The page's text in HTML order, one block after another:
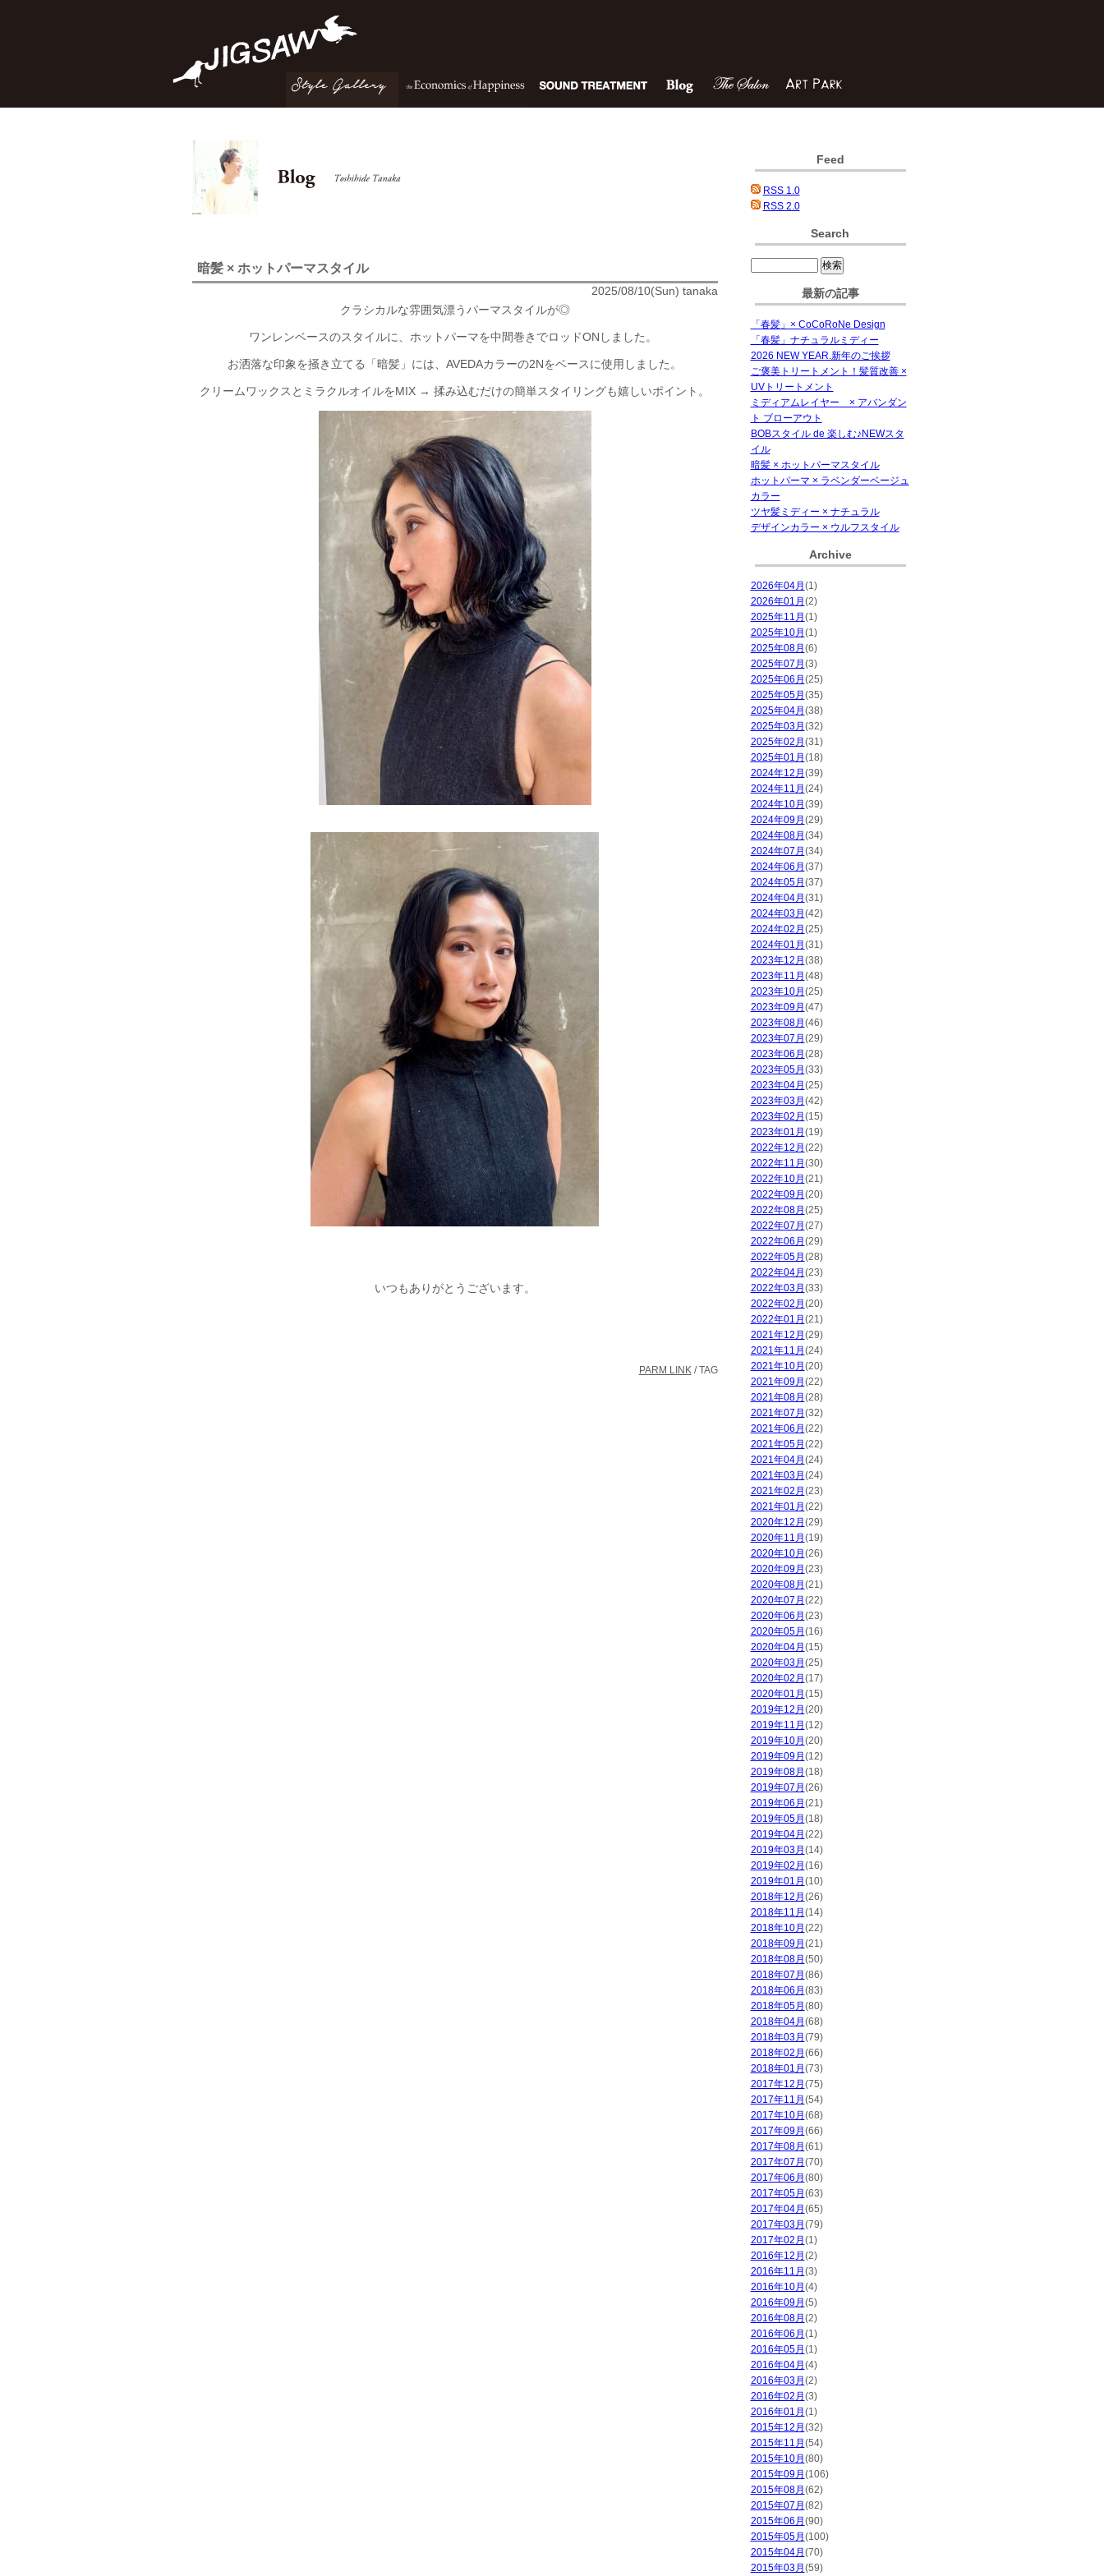
暗髪 × ホットパーマスタイル
2025/08/10(Sun) tanaka
クラシカルな雰囲気漂うパーマスタイルが◎
ワンレンベースのスタイルに、ホットパーマを中間巻きでロッドONしました。
お洒落な印象を掻き立てる「暗髪」には、AVEDAカラーの2Nをベースに使用しました。
クリームワックスとミラクルオイルをMIX → 揉み込むだけの簡単スタイリングも嬉しいポイント。
いつもありがとうございます。
PARM LINK / TAG
Feed
RSS 1.0
RSS 2.0
Search
最新の記事
「春髪」× CoCoRoNe Design
「春髪」ナチュラルミディー
2026 NEW YEAR.新年のご挨拶
ご褒美トリートメント！髪質改善 ×
UVトリートメント
ミディアムレイヤー × アバンダン
ト ブローアウト
BOBスタイル de 楽しむ♪NEWスタ
イル
暗髪 × ホットパーマスタイル
ホットパーマ × ラベンダーベージュ
カラー
ツヤ髪ミディー × ナチュラル
デザインカラー × ウルフスタイル
Archive
2026年04月 (1)
2026年01月 (2)
2025年11月 (1)
2025年10月 (1)
2025年08月 (6)
2025年07月 (3)
2025年06月 (25)
2025年05月 (35)
2025年04月 (38)
2025年03月 (32)
2025年02月 (31)
2025年01月 (18)
2024年12月 (39)
2024年11月 (24)
2024年10月 (39)
2024年09月 (29)
2024年08月 (34)
2024年07月 (34)
2024年06月 (37)
2024年05月 (37)
2024年04月 (31)
2024年03月 (42)
2024年02月 (25)
2024年01月 (31)
2023年12月 (38)
2023年11月 (48)
2023年10月 (25)
2023年09月 (47)
2023年08月 (46)
2023年07月 (29)
2023年06月 (28)
2023年05月 (33)
2023年04月 (25)
2023年03月 (42)
2023年02月 (15)
2023年01月 (19)
2022年12月 (22)
2022年11月 (30)
2022年10月 (21)
2022年09月 (20)
2022年08月 (25)
2022年07月 (27)
2022年06月 (29)
2022年05月 (28)
2022年04月 (23)
2022年03月 (33)
2022年02月 (20)
2022年01月 (21)
2021年12月 (29)
2021年11月 (24)
2021年10月 (20)
2021年09月 (22)
2021年08月 (28)
2021年07月 (32)
2021年06月 (22)
2021年05月 (22)
2021年04月 (24)
2021年03月 (24)
2021年02月 (23)
2021年01月 (22)
2020年12月 (29)
2020年11月 (19)
2020年10月 (26)
2020年09月 (23)
2020年08月 (21)
2020年07月 (22)
2020年06月 (23)
2020年05月 (16)
2020年04月 (15)
2020年03月 (25)
2020年02月 (17)
2020年01月 (15)
2019年12月 (20)
2019年11月 (12)
2019年10月 (20)
2019年09月 (12)
2019年08月 (18)
2019年07月 (26)
2019年06月 (21)
2019年05月 (18)
2019年04月 (22)
2019年03月 (14)
2019年02月 (16)
2019年01月 (10)
2018年12月 (26)
2018年11月 (14)
2018年10月 (22)
2018年09月 (21)
2018年08月 (50)
2018年07月 (86)
2018年06月 (83)
2018年05月 (80)
2018年04月 (68)
2018年03月 (79)
2018年02月 (66)
2018年01月 (73)
2017年12月 (75)
2017年11月 (54)
2017年10月 (68)
2017年09月 (66)
2017年08月 (61)
2017年07月 (70)
2017年06月 (80)
2017年05月 (63)
2017年04月 (65)
2017年03月 (79)
2017年02月 (1)
2016年12月 (2)
2016年11月 (3)
2016年10月 (4)
2016年09月 (5)
2016年08月 (2)
2016年06月 (1)
2016年05月 (1)
2016年04月 (4)
2016年03月 (2)
2016年02月 (3)
2016年01月 (1)
2015年12月 (32)
2015年11月 (54)
2015年10月 (80)
2015年09月 (106)
2015年08月 (62)
2015年07月 (82)
2015年06月 (90)
2015年05月 (100)
2015年04月 (70)
2015年03月 (59)